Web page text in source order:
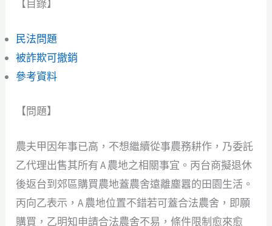
【目錄】
民法問題
被詐欺可撤銷
參考資料
【問題】
農夫甲因年事已高，不想繼續從事農務耕作，乃委託
乙代理出售其所有 A 農地之相關事宜。丙台商擬退休
後返台到郊區購買農地蓋農舍遠離塵囂的田園生活。
丙向乙表示，A 農地位置不錯若可蓋合法農舍，即願
購買，乙明知申請合法農舍不易，條件限制愈來愈